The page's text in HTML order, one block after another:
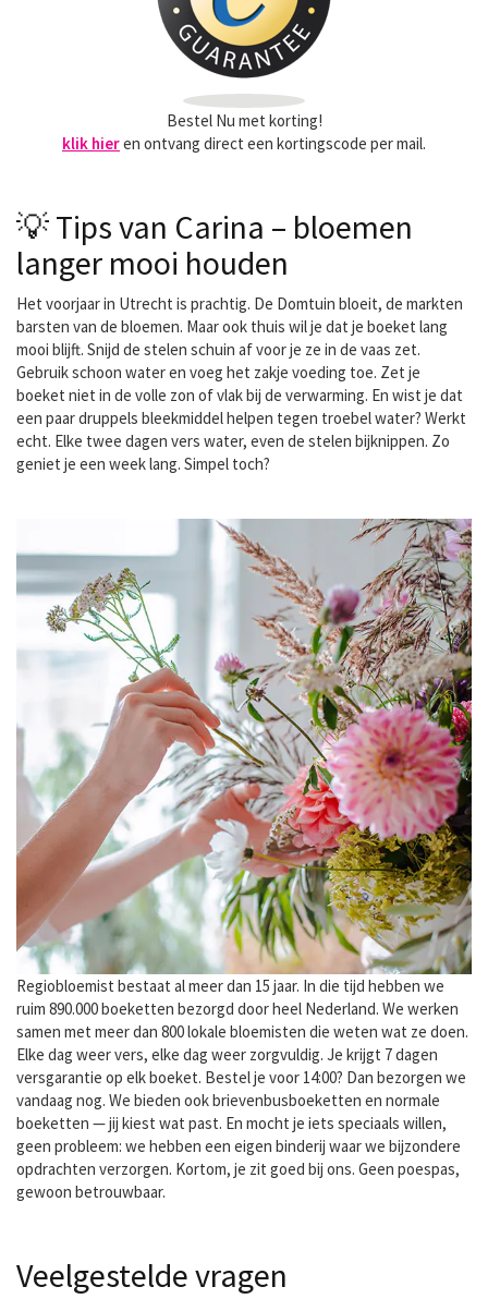
Bestel Nu met korting!
klik hieren ontvang direct een kortingscode per mail.
💡 Tips van Carina – bloemen
langer mooi houden
Het voorjaar in Utrecht is prachtig. De Domtuin bloeit, de markten
barsten van de bloemen. Maar ook thuis wil je dat je boeket lang
mooi blijft. Snijd de stelen schuin af voor je ze in de vaas zet.
Gebruik schoon water en voeg het zakje voeding toe. Zet je
boeket niet in de volle zon of vlak bij de verwarming. En wist je dat
een paar druppels bleekmiddel helpen tegen troebel water? Werkt
echt. Elke twee dagen vers water, even de stelen bijknippen. Zo
geniet je een week lang. Simpel toch?
Regiobloemist bestaat al meer dan 15 jaar. In die tijd hebben we
ruim 890.000 boeketten bezorgd door heel Nederland. We werken
samen met meer dan 800 lokale bloemisten die weten wat ze doen.
Elke dag weer vers, elke dag weer zorgvuldig. Je krijgt 7 dagen
versgarantie op elk boeket. Bestel je voor 14:00? Dan bezorgen we
vandaag nog. We bieden ook brievenbusboeketten en normale
boeketten — jij kiest wat past. En mocht je iets speciaals willen,
geen probleem: we hebben een eigen binderij waar we bijzondere
opdrachten verzorgen. Kortom, je zit goed bij ons. Geen poespas,
gewoon betrouwbaar.
Veelgestelde vragen